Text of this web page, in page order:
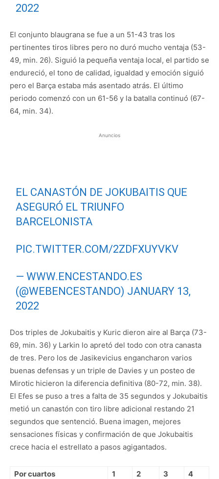
2022
El conjunto blaugrana se fue a un 51-43 tras los
pertinentes tiros libres pero no duró mucho ventaja (53-
49, min. 26). Siguió la pequeña ventaja local, el partido se
endureció, el tono de calidad, igualdad y emoción siguió
pero el Barça estaba más asentado atrás. El último
periodo comenzó con un 61-56 y la batalla continuó (67-
64, min. 34).
Anuncios
EL CANASTÓN DE JOKUBAITIS QUE
ASEGURÓ EL TRIUNFO
BARCELONISTA
PIC.TWITTER.COM/2ZDFXUYVKV
— WWW.ENCESTANDO.ES
(@WEBENCESTANDO) JANUARY 13,
2022
Dos triples de Jokubaitis y Kuric dieron aire al Barça (73-
69, min. 36) y Larkin lo apretó del todo con otra canasta
de tres. Pero los de Jasikevicius engancharon varios
buenas defensas y un triple de Davies y un posteo de
Mirotic hicieron la diferencia definitiva (80-72, min. 38).
El Efes se puso a tres a falta de 35 segundos y Jokubaitis
metió un canastón con tiro libre adicional restando 21
segundos que sentenció. Buena imagen, mejores
sensaciones físicas y confirmación de que Jokubaitis
crece hacia el estrellato a pasos agigantados.
Por cuartos 1 2 3
4